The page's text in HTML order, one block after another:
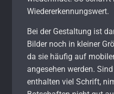
Wiedererkennungswert.
Bei der Gestaltung ist
Bilder noch in kleiner
da sie häufig auf
angesehen werden.
enthalten viel Schrift,